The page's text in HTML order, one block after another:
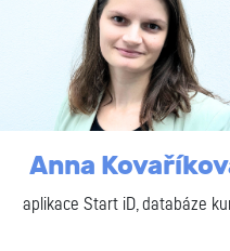
Anna
aplikace Start iD, databáze